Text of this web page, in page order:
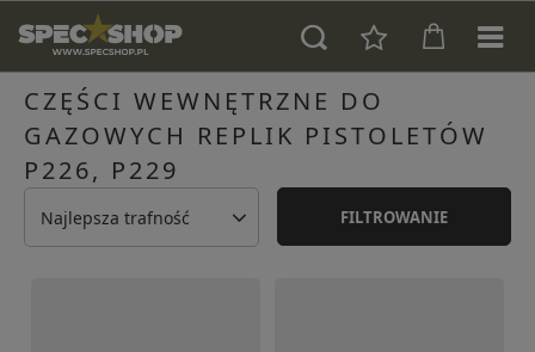
CZĘŚCI WEWNĘTRZNE DO
GAZOWYCH REPLIK PISTOLETÓW
P226, P229
Najlepsza trafność FILTROWANIE